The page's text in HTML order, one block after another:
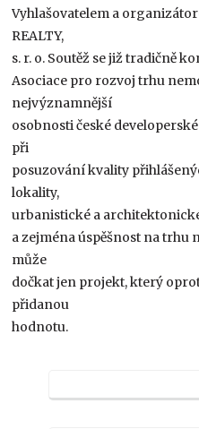
Vyhlašovatelem a
REALTY,
s. r. o. Soutěž se již tradičně
Asociace pro rozvoj trhu
nejvýznamnější
osobnosti české
při
posuzování kvality
lokality,
urbanistické a
a zejména úspěšnost na trhu
může
dočkat jen projekt, který
přidanou
hodnotu.